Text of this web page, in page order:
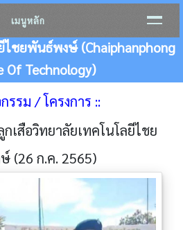
เมนูหลัก
ไชยพันธ์พงษ์ (Chaiphanphong
Of Technology)
รรม / โครงการ ::
เสือวิทยาลัยเทคโนโลยีไชย
(26 ก.ค. 2565)